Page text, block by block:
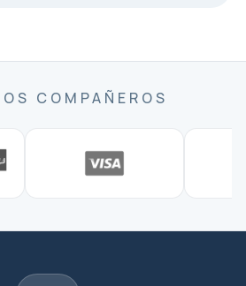
COMPAÑEROS